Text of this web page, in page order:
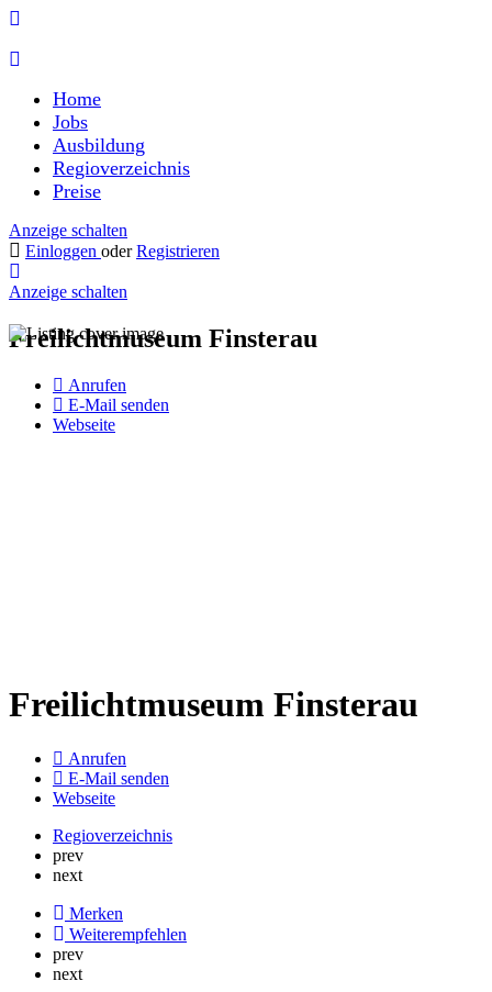
Home
Jobs
Ausbildung
Regioverzeichnis
Preise
Anzeige schalten
Einloggen oder Registrieren
Anzeige schalten
Freilichtmuseum Finsterau
Anrufen
E-Mail senden
Webseite
Freilichtmuseum Finsterau
Anrufen
E-Mail senden
Webseite
Regioverzeichnis
prev
next
Merken
Weiterempfehlen
prev
next